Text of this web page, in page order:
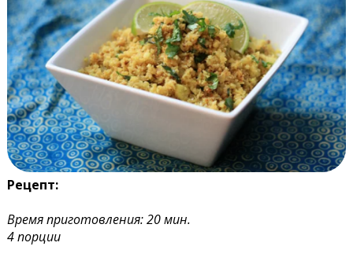
Рецепт:
Время приготовления: 20 мин.
4 порции